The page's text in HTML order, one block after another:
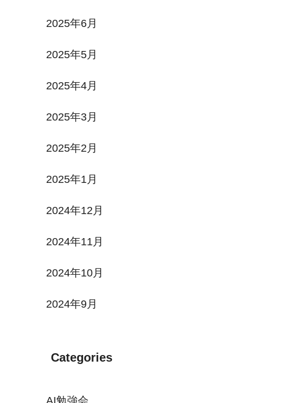
2025年6月
2025年5月
2025年4月
2025年3月
2025年2月
2025年1月
2024年12月
2024年11月
2024年10月
2024年9月
Categories
AI勉強会